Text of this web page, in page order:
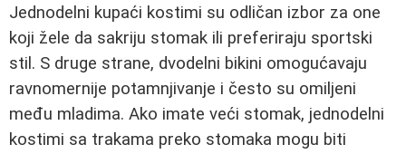
Jednodelni kupaći kostimi su odličan izbor za one
koji žele da sakriju stomak ili preferiraju sportski
stil. S druge strane, dvodelni bikini omogućavaju
ravnomernije potamnjivanje i često su omiljeni
među mladima. Ako imate veći stomak, jednodelni
kostimi sa trakama preko stomaka mogu biti